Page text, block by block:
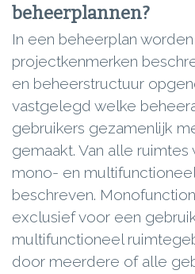
beheerplannen?
In een beheerplan
projectkenmerken
en beheerstructuur
vastgelegd welke
gebruikers gezamenlijk
gemaakt. Van alle
mono- en
beschreven.
exclusief voor een
multifunctioneel
door meerdere of alle